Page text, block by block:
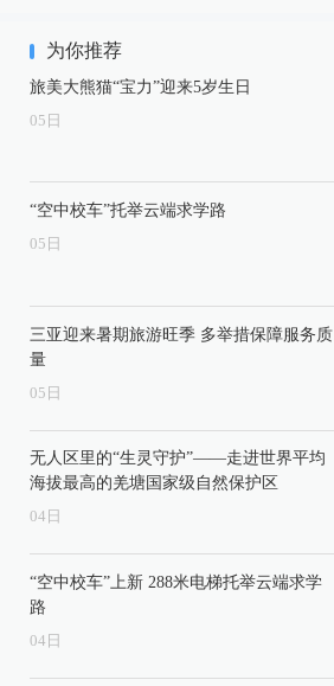
为你推荐
旅美大熊猫“宝力”迎来5岁生日
05 日
“空中校车”托举云端求学路
05 日
三亚迎来暑期旅游旺季 多举措保障服务质
量
05 日
无人区里的“生灵守护”——走进世界平均
海拔最高的羌塘国家级自然保护区
04 日
“空中校车”上新 288米电梯托举云端求学
路
04 日